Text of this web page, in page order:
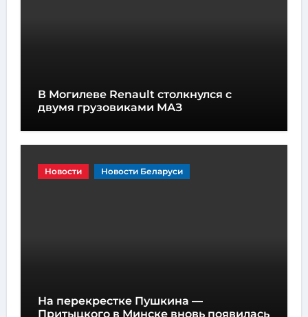
В Могилеве Renault столкнулся с
двумя грузовиками МАЗ
Новости Новости Беларуси
На перекрестке Пушкина —
Притыцкого в Минске вновь появилась